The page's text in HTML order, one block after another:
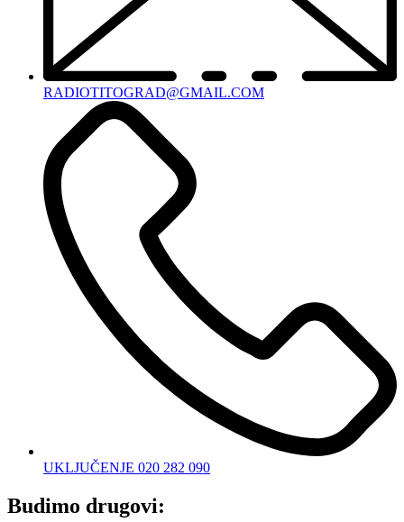
RADIOTITOGRAD@GMAIL.COM
UKLJUČENJE 020 282 090
Budimo drugovi: